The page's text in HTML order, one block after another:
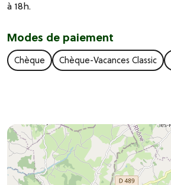
à 18h.
Modes de paiement
Chèque Chèque-Vacances Classic